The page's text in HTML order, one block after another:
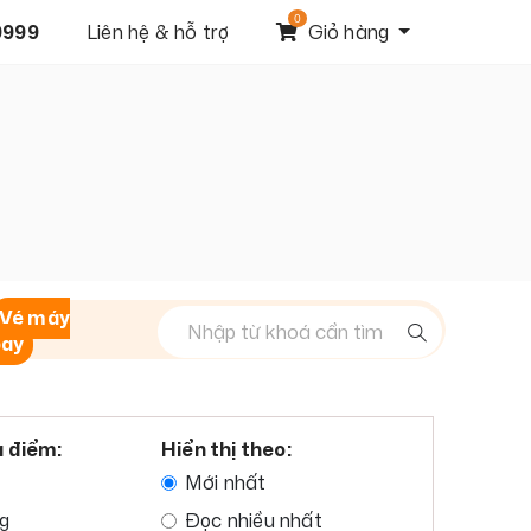
Liên hệ & hỗ trợ 0 Giỏ hàng
Vé máy
điểm: Hiển thị theo:
Mới nhất
Đọc nhiều nhất